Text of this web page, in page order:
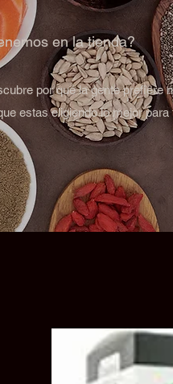
en la tienda?
por qué la gente prefiere
estas eligiendo lo mejor para